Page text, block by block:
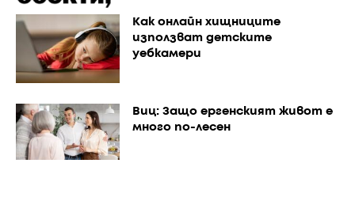
Как онлайн хищниците
използват детските
уебкамери
Виц: Защо ергенският живот е
много по-лесен